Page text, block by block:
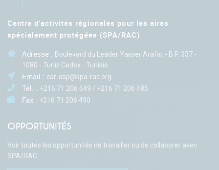
Centre d'activités régionales pour les aires
spécialement protégées (SPA/RAC)
Adresse : Boulevard du Leader Yasser Arafat - B.P. 337 -
1080 - Tunis Cedex - Tunisie
Email : car-asp@spa-rac.org
Tél. : +216 71 206 649 / +216 71 206 485
Fax : +216 71 206 490
OPPORTUNITÉS
Voir toutes les opportunités de travailler ou de collaborer avec
SPA/RAC